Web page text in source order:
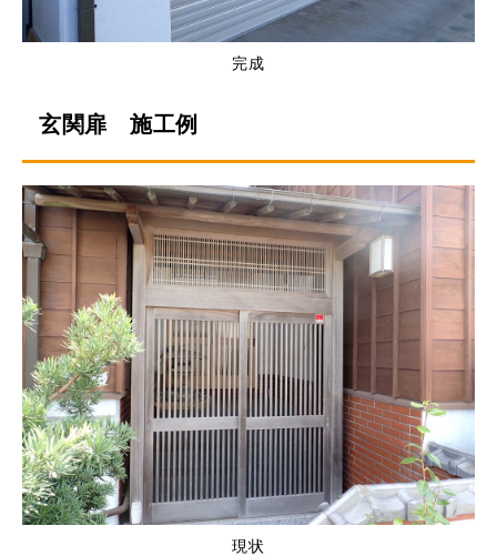
完成
玄関扉 施工例
現状